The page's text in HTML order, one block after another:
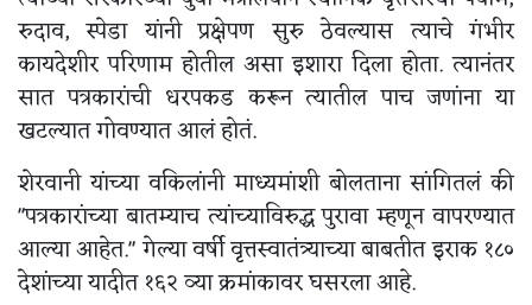
रुदाव, स्पेडा यांनी प्रक्षेपण सुरु ठेवल्यास त्याचे गंभीर
कायदेशीर परिणाम होतील असा इशारा दिला होता. त्यानंतर
सात पत्रकारांची धरपकड करून त्यातील पाच जणांना या
खटल्यात गोवण्यात आलं होतं.
शेरवानी यांच्या वकिलांनी माध्यमांशी बोलताना सांगितलं की
"पत्रकारांच्या बातम्याच त्यांच्याविरुद्ध पुरावा म्हणून वापरण्यात
आल्या आहेत." गेल्या वर्षी वृत्तस्वातंत्र्याच्या बाबतीत इराक १८०
देशांच्या यादीत १६२ व्या क्रमांकावर घसरला आहे.